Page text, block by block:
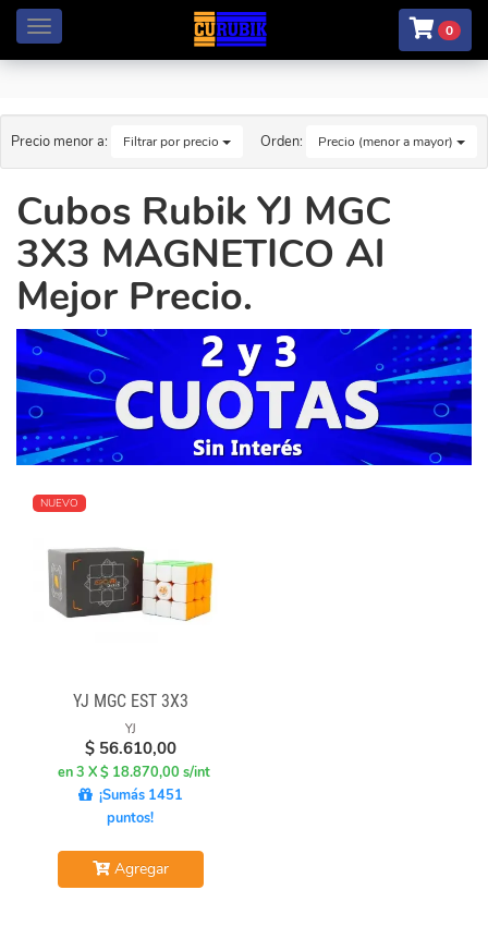
Menú 0
Precio menor a: Filtrar por precio Orden: Precio (menor a mayor)
Cubos Rubik YJ MGC
3X3 MAGNETICO Al
Mejor Precio.
NUEVO
YJ MGC EST 3X3
YJ
$ 56.610,00
en 3 X $ 18.870,00 s/int
¡Sumás 1451
puntos!
Agregar